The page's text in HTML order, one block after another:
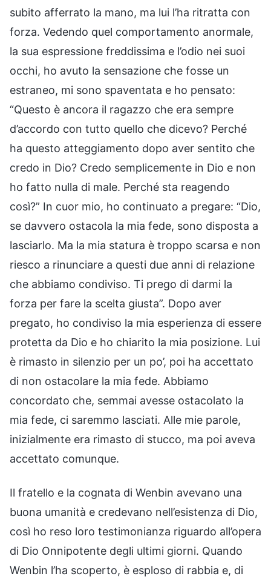
subito afferrato la mano, ma lui l’ha ritratta con
forza. Vedendo quel comportamento anormale,
la sua espressione freddissima e l’odio nei suoi
occhi, ho avuto la sensazione che fosse un
estraneo, mi sono spaventata e ho pensato:
“Questo è ancora il ragazzo che era sempre
d’accordo con tutto quello che dicevo? Perché
ha questo atteggiamento dopo aver sentito che
credo in Dio? Credo semplicemente in Dio e non
ho fatto nulla di male. Perché sta reagendo
così?” In cuor mio, ho continuato a pregare: “Dio,
se davvero ostacola la mia fede, sono disposta a
lasciarlo. Ma la mia statura è troppo scarsa e non
riesco a rinunciare a questi due anni di relazione
che abbiamo condiviso. Ti prego di darmi la
forza per fare la scelta giusta”. Dopo aver
pregato, ho condiviso la mia esperienza di essere
protetta da Dio e ho chiarito la mia posizione. Lui
è rimasto in silenzio per un po’, poi ha accettato
di non ostacolare la mia fede. Abbiamo
concordato che, semmai avesse ostacolato la
mia fede, ci saremmo lasciati. Alle mie parole,
inizialmente era rimasto di stucco, ma poi aveva
accettato comunque.
Il fratello e la cognata di Wenbin avevano una
buona umanità e credevano nell’esistenza di Dio,
così ho reso loro testimonianza riguardo all’opera
di Dio Onnipotente degli ultimi giorni. Quando
Wenbin l’ha scoperto, è esploso di rabbia e, di